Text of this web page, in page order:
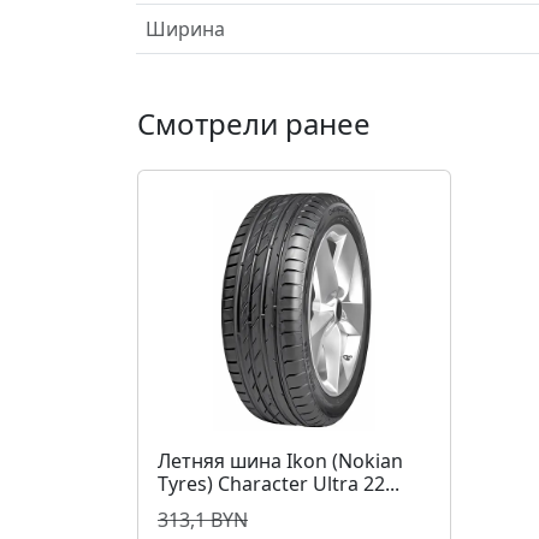
Ширина
Смотрели ранее
Летняя шина Ikon (Nokian
Tyres) Character Ultra 22...
313,1 BYN